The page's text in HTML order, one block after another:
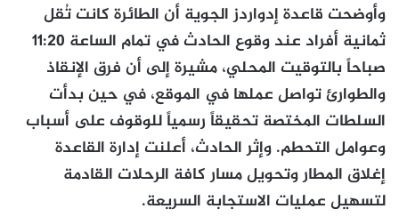
وأوضحت قاعدة إدواردز الجوية أن الطائرة كانت تُقل
ثمانية أفراد عند وقوع الحادث في تمام الساعة 11:20
صباحاً بالتوقيت المحلي، مشيرة إلى أن فرق الإنقاذ
والطوارئ تواصل عملها في الموقع، في حين بدأت
السلطات المختصة تحقيقاً رسمياً للوقوف على أسباب
وعوامل التحطم. وإثر الحادث، أعلنت إدارة القاعدة
إغلاق المطار وتحويل مسار كافة الرحلات القادمة
لتسهيل عمليات الاستجابة السريعة.